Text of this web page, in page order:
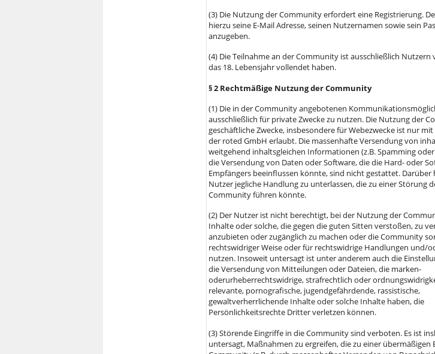
(3) Die Nutzung der Community erfordert eine Registrierung.
hierzu seine E-Mail Adresse, seinen Nutzernamen sowie sein
anzugeben.
(4) Die Teilnahme an der Community ist ausschließlich Nutzern
das 18. Lebensjahr vollendet haben.
§ 2 Rechtmäßige Nutzung der Community
(1) Die in der Community angebotenen
ausschließlich für private Zwecke zu nutzen. Die Nutzung der
geschäftliche Zwecke, insbesondere für Webezwecke ist nur
der roted GmbH erlaubt. Die massenhafte Versendung von
weitgehend inhaltsgleichen Informationen (z.B. Spamming
die Versendung von Daten oder Software, die die Hard- oder
Empfängers beeinflussen könnte, sind nicht gestattet. Darüber
Nutzer jegliche Handlung zu unterlassen, die zu einer Störung
Community führen könnte.
(2) Der Nutzer ist nicht berechtigt, bei der Nutzung der
Inhalte oder solche, die gegen die guten Sitten verstoßen, zu
anzubieten oder zugänglich zu machen oder die Community
rechtswidriger Weise oder für rechtswidrige Handlungen und/
nutzen. Insoweit untersagt ist unter anderem auch die
die Versendung von Mitteilungen oder Dateien, die marken-
oderurheberrechtswidrige, strafrechtlich oder
relevante, pornografische, jugendgefährdende, rassistische,
gewaltverherrlichende Inhalte oder solche Inhalte haben, die
Persönlichkeitsrechte Dritter verletzen können.
(3) Störende Eingriffe in die Community sind verboten. Es ist
untersagt, Maßnahmen zu ergreifen, die zu einer übermäßigen